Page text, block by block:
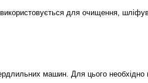
для очищення,
машин. Для цього необхідно